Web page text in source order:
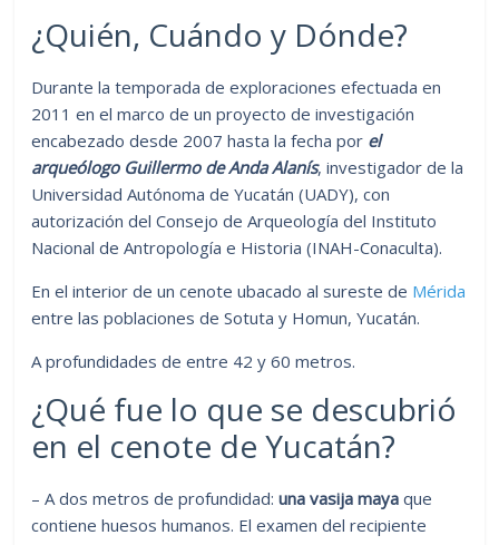
¿Quién, Cuándo y Dónde?
Durante la temporada de exploraciones efectuada en
2011 en el marco de un proyecto de investigación
encabezado desde 2007 hasta la fecha por el
arqueólogo Guillermo de Anda Alanís, investigador de la
Universidad Autónoma de Yucatán (UADY), con
autorización del Consejo de Arqueología del Instituto
Nacional de Antropología e Historia (INAH-Conaculta).
En el interior de un cenote ubacado al sureste de Mérida
entre las poblaciones de Sotuta y Homun, Yucatán.
A profundidades de entre 42 y 60 metros.
¿Qué fue lo que se descubrió
en el cenote de Yucatán?
– A dos metros de profundidad:una vasija maya que
contiene huesos humanos. El examen del recipiente